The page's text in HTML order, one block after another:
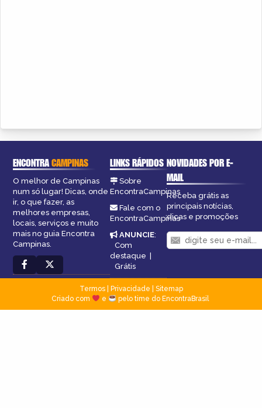
ENCONTRACAMPINAS
O melhor de Campinas
num só lugar! Dicas, onde
ir, o que fazer, as
melhores empresas,
locais, serviços e muito
mais no guia Encontra
Campinas.
LINKS RÁPIDOS
Sobre
EncontraCampinas
Fale com o
EncontraCampinas
ANUNCIE:
Com
destaque |
Grátis
NOVIDADES POR E-
MAIL
Receba grátis as
principais notícias,
dicas e promoções
Termos| Privacidade
Sitemap
Criado com
e pelo time do EncontraBrasil